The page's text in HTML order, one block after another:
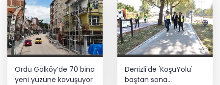
Ordu Gölköy’de 70 bina
yeni yüzüne kavuşuyor
Denizli'de 'KoşuYolu'
baştan sona